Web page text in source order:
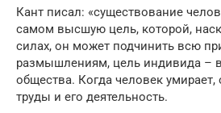
Кант писал: «существование
самом высшую цель, которой,
силах, он может подчинить всю
размышлениям, цель индивида – в
общества. Когда человек умирает,
труды и его деятельность.